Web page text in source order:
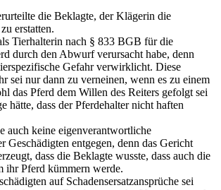
die Beklagte, der Klägerin die
erstatten.
Tierhalterin nach § 833 BGB für die
durch den Abwurf verursacht habe, denn
Gefahr verwirklicht. Diese
sei nur dann zu verneinen, wenn es zu einem
das Pferd dem Willen des Reiters gefolgt sei
hätte, dass der Pferdehalter nicht haften
auch keine eigenverantwortliche
Geschädigten entgegen, denn das Gericht
dass die Beklagte wusste, dass auch die
ihr Pferd kümmern werde.
auf Schadensersatzansprüche sei